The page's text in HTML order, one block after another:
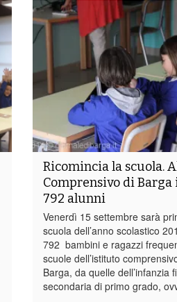
Ricomincia la scuola.
Comprensivo di Barga
792 alunni
Venerdì 15 settembre sarà
scuola dell’anno scolastico
792 bambini e ragazzi
scuole dell’istituto
Barga, da quelle dell’infanzia
secondaria di primo grado,